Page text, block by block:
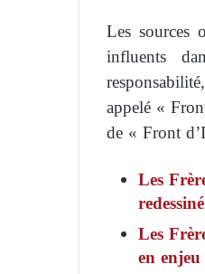
Les sources
influents
appelé «
de « Front
Les
Les
en